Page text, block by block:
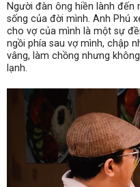
Người đàn ông hiền lành đến
sống của đời mình. Anh Phú
cho vợ của mình là một sự
ngồi phía sau vợ mình, chập
vâng, làm chồng nhưng
lạnh.